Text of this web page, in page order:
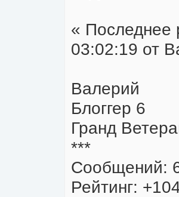
« Последнее
03:02:19 от
Валерий
Блоггер 6
Гранд
***
Сообщений:
Рейтинг: